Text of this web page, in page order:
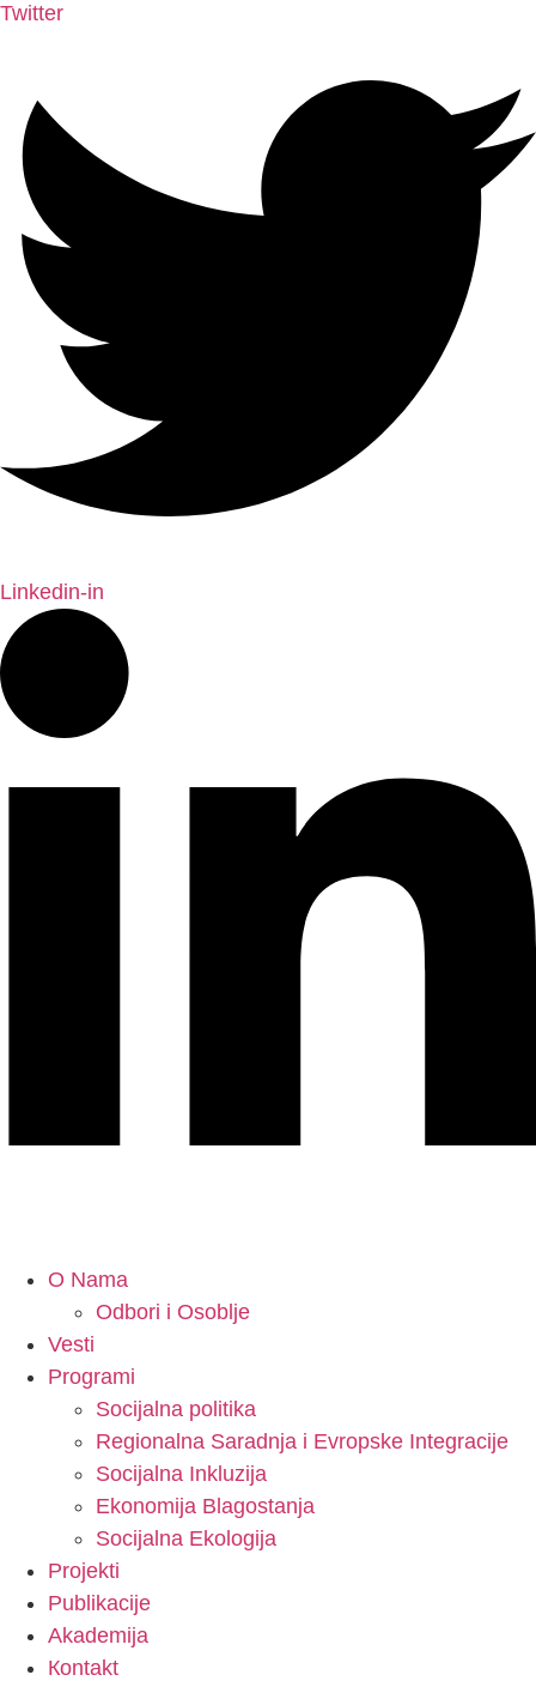
Twitter
Linkedin-in
O Nama
Odbori i Osoblje
Vesti
Programi
Socijalna politika
Regionalna Saradnja i Evropske Integracije
Socijalna Inkluzija
Ekonomija Blagostanja
Socijalna Ekologija
Projekti
Publikacije
Akademija
Коntakt